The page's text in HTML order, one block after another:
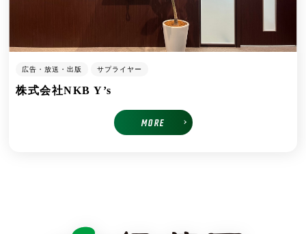
広告・放送・出版 サプライヤー
株式会社NKB Y’s
MORE